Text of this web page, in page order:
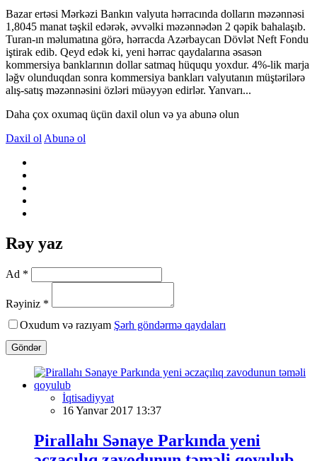
Bazar ertəsi Mərkəzi Bankın valyuta hərracında dolların məzənnəsi
1,8045 manat təşkil edərək, əvvəlki məzənnədən 2 qəpik bahalaşıb.
Turan-ın məlumatına görə, hərracda Azərbaycan Dövlət Neft Fondu
iştirak edib. Qeyd edək ki, yeni hərrac qaydalarına əsasən
kommersiya banklarının dollar satmaq hüququ yoxdur. 4%-lik marja
ləğv olunduqdan sonra kommersiya bankları valyutanın müştərilərə
alış-satış məzənnəsini özləri müəyyən edirlər. Yanvarı...
Daha çox oxumaq üçün daxil olun və ya abunə olun
Daxil ol Abunə ol
Rəy yaz
Ad *
Rəyiniz *
Oxudum və razıyam Şərh göndərmə qaydaları
Göndər
İqtisadiyyat
16 Yanvar 2017 13:37
Pirallahı Sənaye Parkında yeni